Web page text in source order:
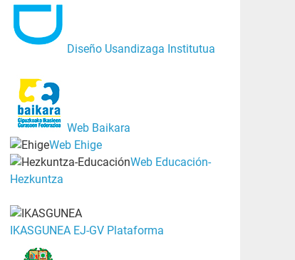
Diseño Usandizaga Institutua
Web Baikara
Web Ehige
Web Educación-
Hezkuntza
IKASGUNEA EJ-GV Plataforma